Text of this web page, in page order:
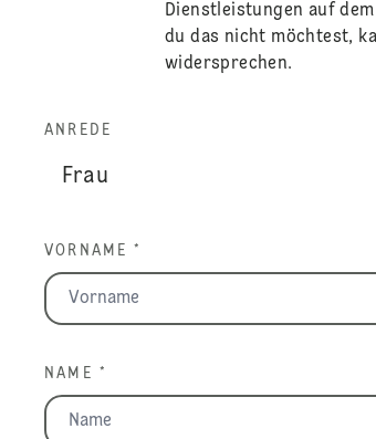
Dienstleistungen auf
du das nicht möchtest,
widersprechen.
ANREDE
VORNAME *
NAME *